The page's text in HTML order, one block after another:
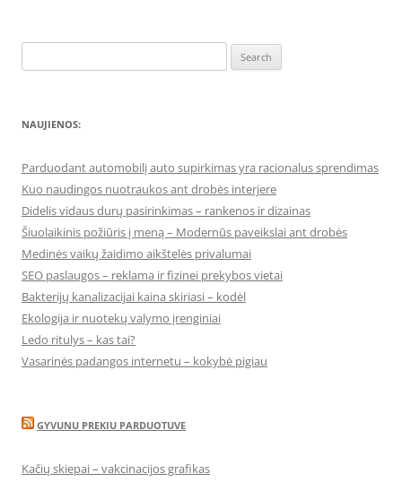
for:
NAUJIENOS:
Parduodant automobilį auto supirkimas yra racionalus sprendimas
Kuo naudingos nuotraukos ant drobės interjere
Didelis vidaus durų pasirinkimas – rankenos ir dizainas
Šiuolaikinis požiūris į meną – Modernūs paveikslai ant drobės
Medinės vaikų žaidimo aikštelės privalumai
SEO paslaugos – reklama ir fizinei prekybos vietai
Bakterijų kanalizacijai kaina skiriasi – kodėl
Ekologija ir nuotekų valymo įrenginiai
Ledo ritulys – kas tai?
Vasarinės padangos internetu – kokybė pigiau
GYVUNU PREKIU PARDUOTUVE
Kačių skiepai – vakcinacijos grafikas